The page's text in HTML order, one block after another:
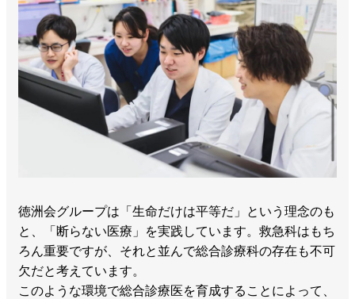
徳洲会グループは「生命だけは平等だ」という理念のも
と、「断らない医療」を実践しています。救急科はもち
ろん重要ですが、それと並んで総合診療科の存在も不可
欠だと考えています。
このような環境で総合診療医を育成することによって、